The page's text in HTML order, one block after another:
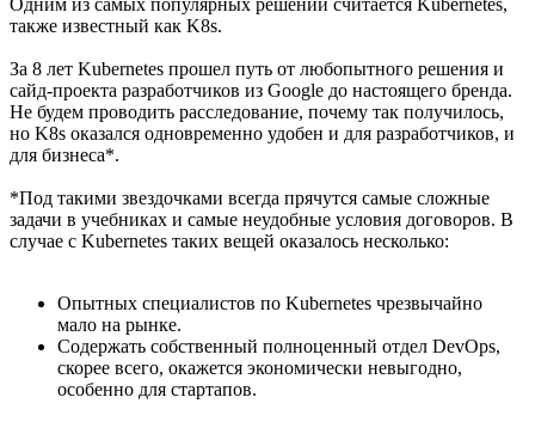
Одним из самых популярных решений считается Kubernetes,
также известный как K8s.
За 8 лет Kubernetes прошел путь от любопытного решения и
сайд-проекта разработчиков из Google до настоящего бренда.
Не будем проводить расследование, почему так получилось,
но K8s оказался одновременно удобен и для разработчиков, и
для бизнеса*.
*Под такими звездочками всегда прячутся самые сложные
задачи в учебниках и самые неудобные условия договоров. В
случае c Kubernetes таких вещей оказалось несколько:
Опытных специалистов по Kubernetes чрезвычайно
мало на рынке.
Содержать собственный полноценный отдел DevOps,
скорее всего, окажется экономически невыгодно,
особенно для стартапов.